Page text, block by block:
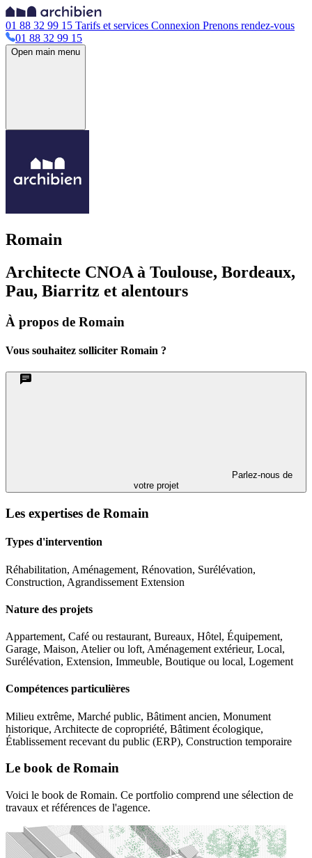
01 88 32 99 15 Tarifs et services Connexion Prenons rendez-vous
01 88 32 99 15
Open main menu
Romain
Architecte CNOA à Toulouse, Bordeaux,
Pau, Biarritz et alentours
À propos de Romain
Vous souhaitez solliciter Romain ?
Parlez-nous de
votre projet
Les expertises de Romain
Types d'intervention
Réhabilitation, Aménagement, Rénovation, Surélévation,
Construction, Agrandissement Extension
Nature des projets
Appartement, Café ou restaurant, Bureaux, Hôtel, Équipement,
Garage, Maison, Atelier ou loft, Aménagement extérieur, Local,
Surélévation, Extension, Immeuble, Boutique ou local, Logement
Compétences particulières
Milieu extrême, Marché public, Bâtiment ancien, Monument
historique, Architecte de copropriété, Bâtiment écologique,
Établissement recevant du public (ERP), Construction temporaire
Le book de Romain
Voici le book de Romain. Ce portfolio comprend une sélection de
travaux et références de l'agence.